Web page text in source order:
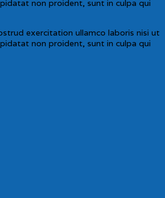
non proident, sunt in culpa qui
exercitation ullamco laboris nisi ut
non proident, sunt in culpa qui